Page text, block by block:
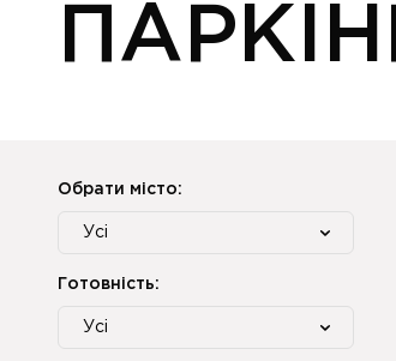
Обрати місто:
Усі
Готовність:
Усі